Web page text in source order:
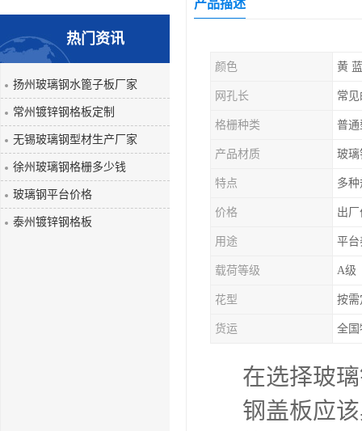
玻璃钢平板
玻璃钢盖板
热门资讯
扬州玻璃钢水篦子板厂家
常州镀锌钢格板定制
无锡玻璃钢型材生产厂家
徐州玻璃钢格栅多少钱
玻璃钢平台价格
泰州镀锌钢格板
产品描述
颜色 黄
网孔长
格栅种类
产品材质 玻璃
特点 多
价格 出厂
用途 平台
载荷等级 A级
花型 按需
货运 全国
在选择玻
钢盖板应